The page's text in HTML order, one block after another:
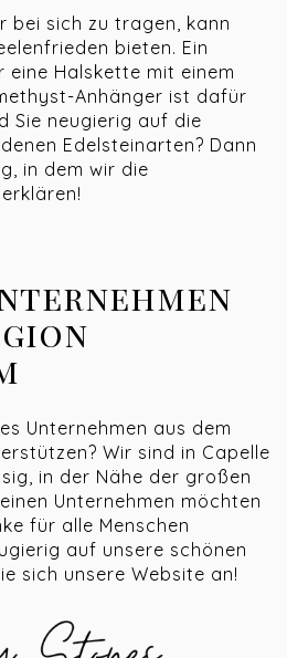
bei sich zu tragen, kann
bieten. Ein
eine Halskette mit einem
Anhänger ist dafür
Sie neugierig auf die
Edelsteinarten? Dann
in dem wir die
Unternehmen aus dem
Wir sind in Capelle
in der Nähe der großen
Unternehmen möchten
für alle Menschen
auf unsere schönen
sich unsere Website an!